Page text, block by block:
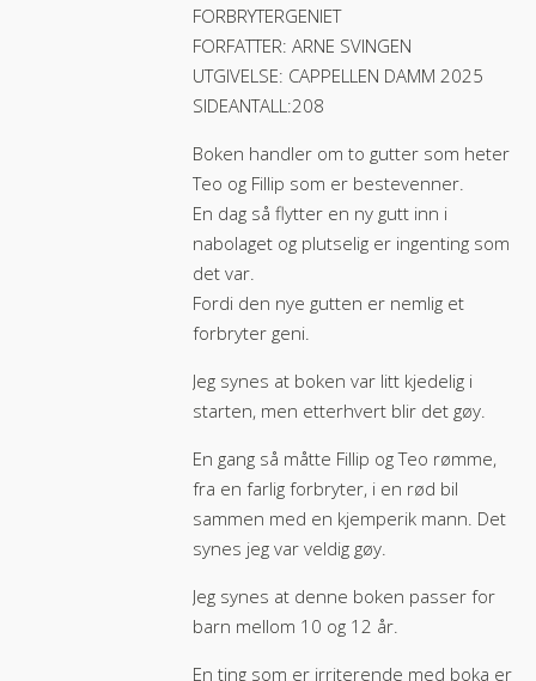
FORBRYTERGENIET
FORFATTER: ARNE SVINGEN
UTGIVELSE: CAPPELLEN DAMM 2025
SIDEANTALL:208
Boken handler om to gutter som heter
Teo og Fillip som er bestevenner.
En dag så flytter en ny gutt inn i
nabolaget og plutselig er ingenting som
det var.
Fordi den nye gutten er nemlig et
forbryter geni.
Jeg synes at boken var litt kjedelig i
starten, men etterhvert blir det gøy.
En gang så måtte Fillip og Teo rømme,
fra en farlig forbryter, i en rød bil
sammen med en kjemperik mann. Det
synes jeg var veldig gøy.
Jeg synes at denne boken passer for
barn mellom 10 og 12 år.
En ting som er irriterende med boka er